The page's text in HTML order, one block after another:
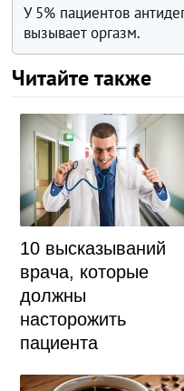
У 5% пациентов
вызывает оргазм.
Читайте также
10 высказываний
врача, которые
должны
насторожить
пациента